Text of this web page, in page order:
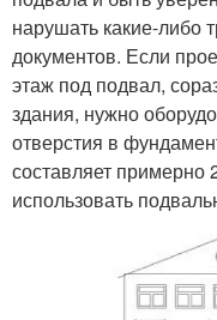
нарушать какие-либо
документов. Если
этаж под подвал,
здания, нужно
отверстия в
составляет примерно
использовать